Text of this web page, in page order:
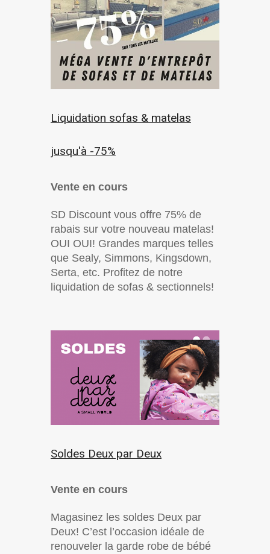
Liquidation sofas & matelas
jusqu'à -75%
Vente en cours
SD Discount vous offre 75% de
rabais sur votre nouveau matelas!
OUI OUI! Grandes marques telles
que Sealy, Simmons, Kingsdown,
Serta, etc. Profitez de notre
liquidation de sofas & sectionnels!
Soldes Deux par Deux
Vente en cours
Magasinez les soldes Deux par
Deux! C’est l’occasion idéale de
renouveler la garde robe de bébé